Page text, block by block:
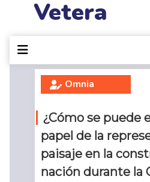
Vetera
Omnia
¿Cómo se puede
papel de la
paisaje en la
nación durante la